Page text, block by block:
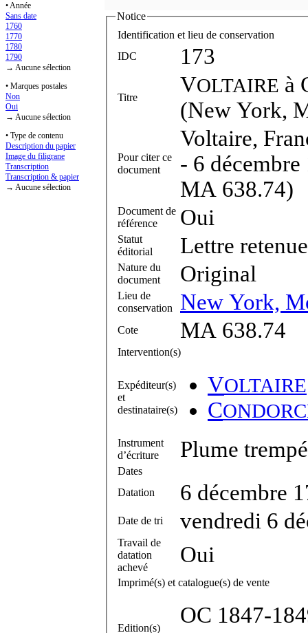
• Année
Sans date
1760
1770
1780
1790
→ Aucune sélection
• Marques postales
Non
Oui
→ Aucune sélection
• Type de contenu
Description du papier
Image du filigrane
Transcription
Transcription & papier
→ Aucune sélection
Notice
Identification et lieu de conservation
IDC
173
Titre
VOLTAIRE à
(New York,
Pour citer ce
document
Voltaire,
- 6
MA 638.74)
Document de
référence
Oui
Statut
éditorial
Lettre retenue
Nature du
document
Original
Lieu de
conservation
New York,
Cote MA 638.74
Intervention(s)
Expéditeur(s)
et
destinataire(s)
VOLTAIRE
C
Instrument
d’écriture
Plume
Dates
Datation
6 décembre
Date de tri vendredi 6
Travail de
datation
achevé
Oui
Imprimé(s) et catalogue(s) de vente
Edition(s)
OC 1847-